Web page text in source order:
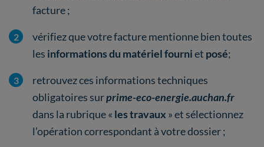
facture ;
vérifiez que votre facture mentionne bien toutes
les informations du matériel fourniet posé;
retrouvez ces informations techniques
obligatoires surprime-eco-energie.auchan.fr
dans la rubrique « les travaux » et sélectionnez
l’opération correspondant à votre dossier ;